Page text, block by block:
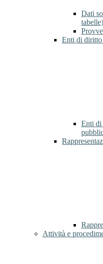
Dati
tabelle)
Enti di
Enti di
Attività e